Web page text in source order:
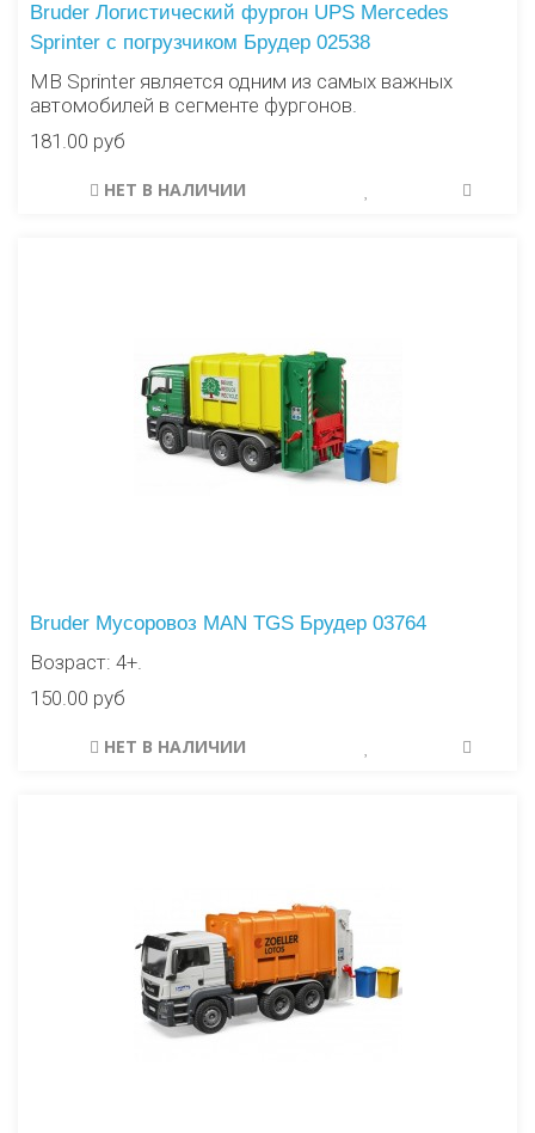
Bruder Логистический фургон UPS Mercedes
Sprinter с погрузчиком Брудер 02538
MB Sprinter является одним из самых важных
автомобилей в сегменте фургонов.
181.00 руб
НЕТ В НАЛИЧИИ
Bruder Мусоровоз MAN TGS Брудер 03764
Возраст: 4+.
150.00 руб
НЕТ В НАЛИЧИИ